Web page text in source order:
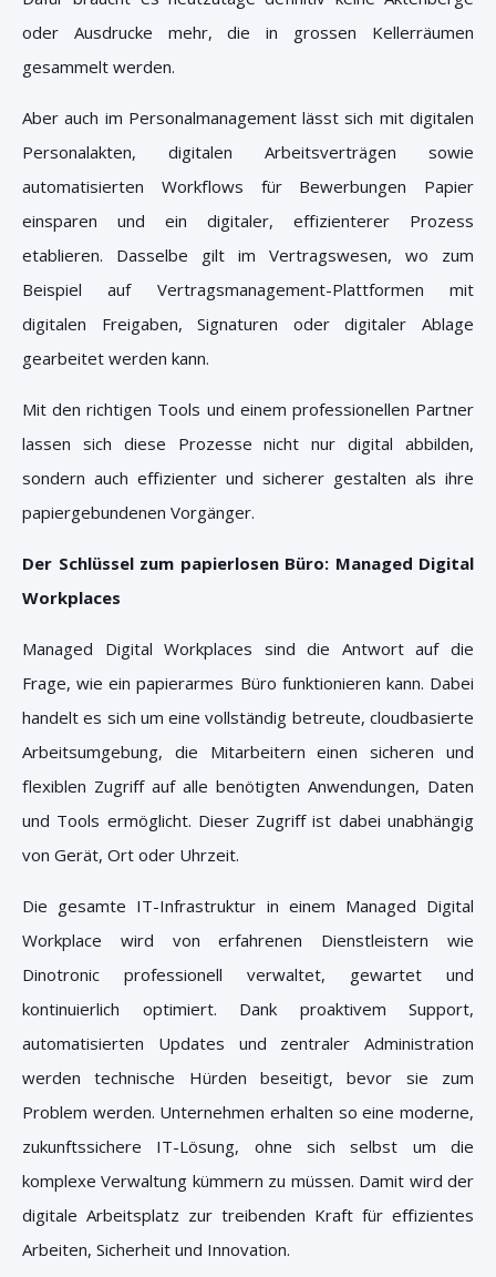
oder Ausdrucke mehr, die in grossen Kellerräumen
gesammelt werden.
Aber auch im Personalmanagement lässt sich mit digitalen
Personalakten, digitalen Arbeitsverträgen sowie
automatisierten Workflows für Bewerbungen Papier
einsparen und ein digitaler, effizienterer Prozess
etablieren. Dasselbe gilt im Vertragswesen, wo zum
Beispiel auf Vertragsmanagement-Plattformen mit
digitalen Freigaben, Signaturen oder digitaler Ablage
gearbeitet werden kann.
Mit den richtigen Tools und einem professionellen Partner
lassen sich diese Prozesse nicht nur digital abbilden,
sondern auch effizienter und sicherer gestalten als ihre
papiergebundenen Vorgänger.
Der Schlüssel zum papierlosen Büro: Managed Digital
Workplaces
Managed Digital Workplaces sind die Antwort auf die
Frage, wie ein papierarmes Büro funktionieren kann. Dabei
handelt es sich um eine vollständig betreute, cloudbasierte
Arbeitsumgebung, die Mitarbeitern einen sicheren und
flexiblen Zugriff auf alle benötigten Anwendungen, Daten
und Tools ermöglicht. Dieser Zugriff ist dabei unabhängig
von Gerät, Ort oder Uhrzeit.
Die gesamte IT-Infrastruktur in einem Managed Digital
Workplace wird von erfahrenen Dienstleistern wie
Dinotronic professionell verwaltet, gewartet und
kontinuierlich optimiert. Dank proaktivem Support,
automatisierten Updates und zentraler Administration
werden technische Hürden beseitigt, bevor sie zum
Problem werden. Unternehmen erhalten so eine moderne,
zukunftssichere IT-Lösung, ohne sich selbst um die
komplexe Verwaltung kümmern zu müssen. Damit wird der
digitale Arbeitsplatz zur treibenden Kraft für effizientes
Arbeiten, Sicherheit und Innovation.